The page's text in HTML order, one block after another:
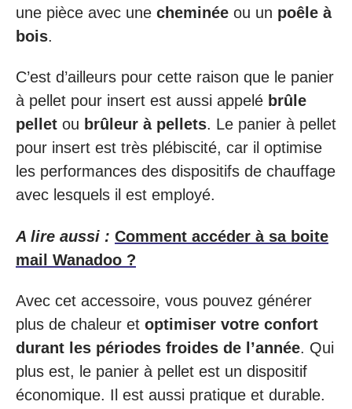
une pièce avec une cheminée ou un poêle à
bois.
C’est d’ailleurs pour cette raison que le panier
à pellet pour insert est aussi appelé brûle
pellet ou brûleur à pellets. Le panier à pellet
pour insert est très plébiscité, car il optimise
les performances des dispositifs de chauffage
avec lesquels il est employé.
A lire aussi : Comment accéder à sa boite
mail Wanadoo ?
Avec cet accessoire, vous pouvez générer
plus de chaleur et optimiser votre confort
durant les périodes froides de l’année. Qui
plus est, le panier à pellet est un dispositif
économique. Il est aussi pratique et durable.